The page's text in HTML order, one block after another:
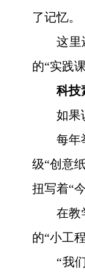
了记忆。
这里
的“实践课
科技
如果
每年
级“创意
扭写着“
在教
的“小工
“我